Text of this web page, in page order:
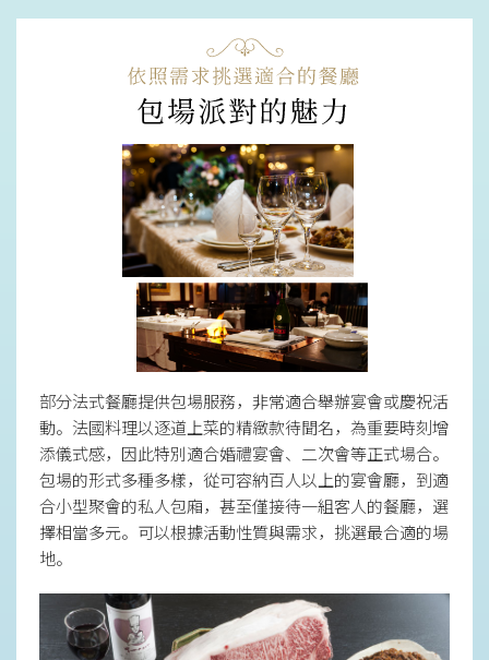
部分法式餐廳提供包場服務，非常適合舉辦宴會或慶祝活
動。法國料理以逐道上菜的精緻款待聞名，為重要時刻增
添儀式感，因此特別適合婚禮宴會、二次會等正式場合。
包場的形式多種多樣，從可容納百人以上的宴會廳，到適
合小型聚會的私人包廂，甚至僅接待一組客人的餐廳，選
擇相當多元。可以根據活動性質與需求，挑選最合適的場
地。